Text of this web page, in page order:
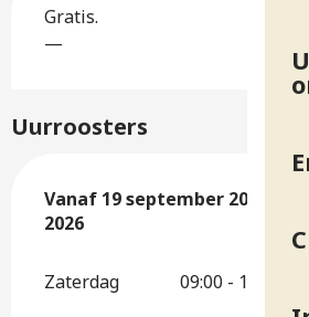
Gratis.
—
Uurroosters
Vanaf 19 september 2026
Vanaf 19 september 2026
2026
Zaterdag 09:00 - 18:00